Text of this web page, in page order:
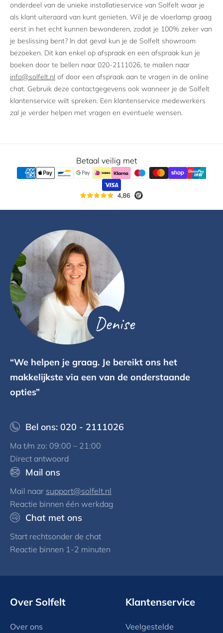
onderdeel van de unieke installatieservice van Solfelt waar je
als klant uiteraard van kunt genieten. Wil je de vloerlamp graag
eerst in het echt kunnen bewonderen, zodat je 100% zeker van
je beslissing bent? In dat geval kun je de Solfelt showroom
bezoeken. Dit kan enkel op afspraak en een afspraak kun je
boeken door te bellen naar 020-2111026, te mailen naar
info@solfelt.nl of door een afspraak aan te vragen in de online
chat. Gebruik deze contactgegevens ook wanneer je de Solfelt
klantenservice wilt spreken. Een klantenservice medewerkers
zal je verder helpen met vragen en eventuele wensen.
Betaal veilig met
Denise
“We helpen je graag. Je bereikt ons het
makkelijkste via een van de onderstaande
opties”
Bel ons: 020 - 2111026
Ma t/m zo: 09:00 – 21:00
Direct antwoord
Mail ons
Mail naar support@solfelt.nl
Reactie binnen één werkdag
Chat met ons
Start rechtsonder de chat
Reactie binnen 1-2 minuten
Over Solfelt
Over ons
Klantenservice
Veelgestelde